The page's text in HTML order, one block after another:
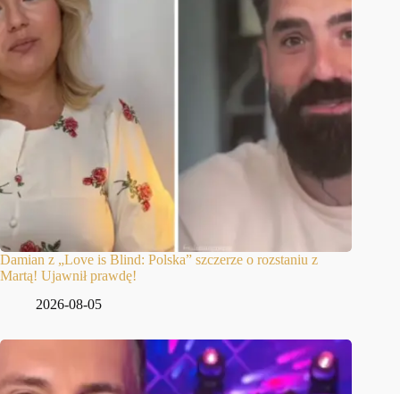
Damian z „Love is Blind: Polska” szczerze o rozstaniu z
Martą! Ujawnił prawdę!
2026-08-05